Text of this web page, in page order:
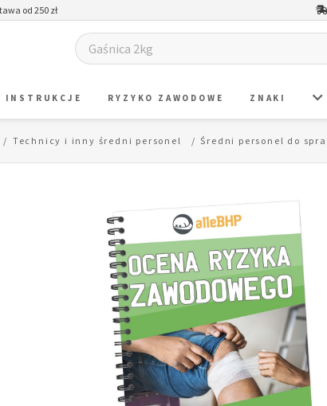
od 250 zł
INSTRUKCJE RYZYKO ZAWODOWE ZNAKI
Technicy i inny średni personel Średni personel do